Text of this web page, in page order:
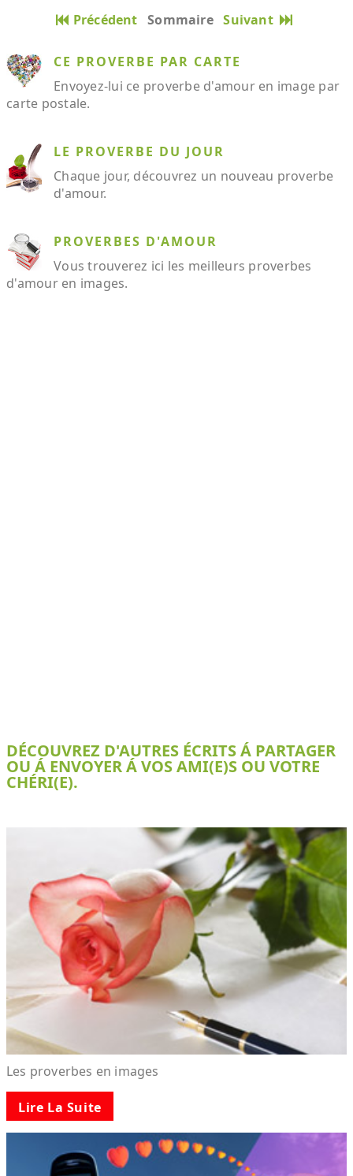
Précédent Sommaire Suivant
CE PROVERBE PAR CARTE
Envoyez-lui ce proverbe d'amour en image par
carte postale.
LE PROVERBE DU JOUR
Chaque jour, découvrez un nouveau proverbe
d'amour.
PROVERBES D'AMOUR
Vous trouverez ici les meilleurs proverbes
d'amour en images.
DÉCOUVREZ D'AUTRES ÉCRITS Á PARTAGER
OU Á ENVOYER Á VOS AMI(E)S OU VOTRE
CHÉRI(E).
Les proverbes en images
Lire La Suite